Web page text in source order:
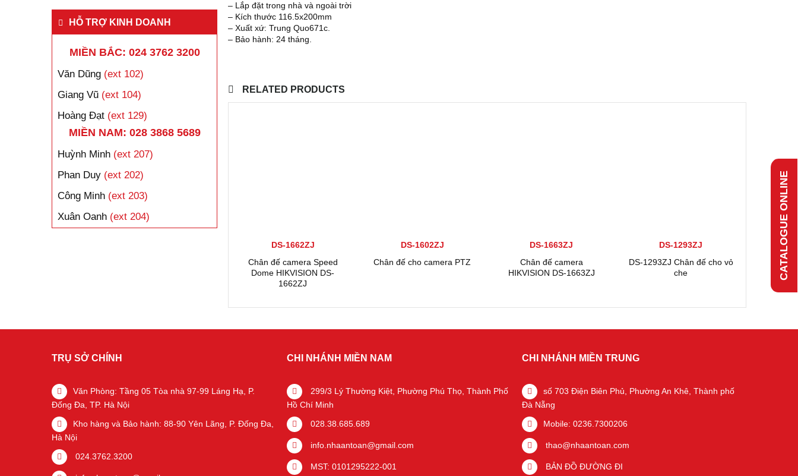
CATALOGUE ONLINE
– Lắp đặt trong nhà và ngoài trời
– Kích thước 116.5x200mm
– Xuất xứ: Trung Quo671c.
– Bảo hành: 24 tháng.
RELATED PRODUCTS
DS-1662ZJ
Chân đế camera Speed
Dome HIKVISION DS-
1662ZJ
DS-1602ZJ
Chân đế cho camera PTZ
DS-1663ZJ
Chân đế camera
HIKVISION DS-1663ZJ
DS-1293ZJ
DS-1293ZJ Chân đế cho vỏ
che
HỖ TRỢ KINH DOANH
MIỀN BẮC: 024 3762 3200
Văn Dũng (ext 102)
Giang Vũ (ext 104)
Hoàng Đạt (ext 129)
MIỀN NAM: 028 3868 5689
Huỳnh Minh (ext 207)
Phan Duy (ext 202)
Công Minh (ext 203)
Xuân Oanh (ext 204)
TRỤ SỞ CHÍNH
Văn Phòng: Tầng 05 Tòa nhà 97-99 Láng Hạ, P.
Đống Đa, TP. Hà Nội
Kho hàng và Bảo hành: 88-90 Yên Lãng, P. Đống Đa,
Hà Nội
024.3762.3200
CHI NHÁNH MIỀN NAM
299/3 Lý Thường Kiệt, Phường Phú Thọ, Thành Phố
Hồ Chí Minh
028.38.685.689
info.nhaantoan@gmail.com
MST: 0101295222-001
CHI NHÁNH MIỀN TRUNG
số 703 Điện Biên Phủ, Phường An Khê, Thành phố
Đà Nẵng
Mobile: 0236.7300206
thao@nhaantoan.com
BẢN ĐỒ ĐƯỜNG ĐI